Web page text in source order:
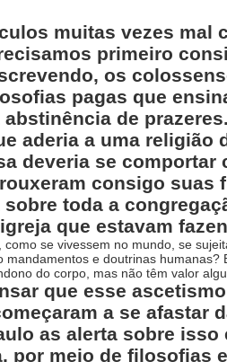
muitas vezes mal
primeiro
os
pagas que
de
aderia a uma religião
deveria se comportar
consigo suas
toda a
que estavam
como se vivessem no mundo, se
e doutrinas humanas?
do corpo, mas não têm valor
que esse
a se afastar
as alerta sobre isso
por meio de filosofias